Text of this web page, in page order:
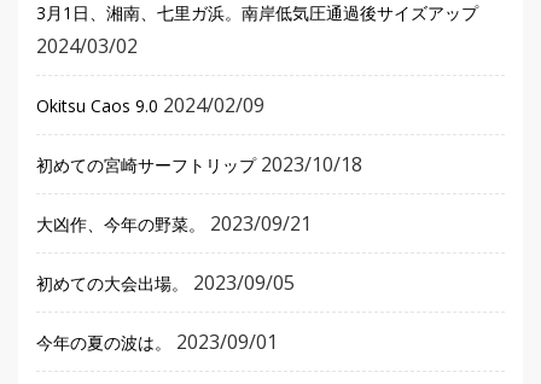
3月1日、湘南、七里ガ浜。南岸低気圧通過後サイズアップ
2024/03/02
Okitsu Caos 9.0 2024/02/09
初めての宮崎サーフトリップ 2023/10/18
大凶作、今年の野菜。 2023/09/21
初めての大会出場。 2023/09/05
今年の夏の波は。 2023/09/01